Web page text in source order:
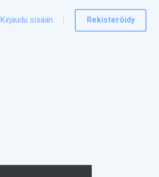
Kirjaudu sisään Rekisteröidy